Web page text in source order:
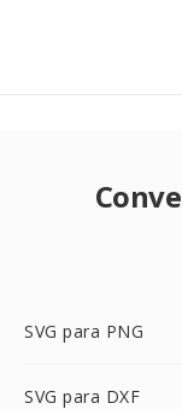
SVG para PNG
SVG para DXF